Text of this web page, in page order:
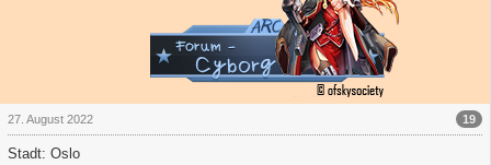
19
27. August 2022
Stadt: Oslo